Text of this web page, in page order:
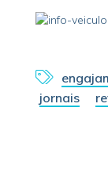
jornais